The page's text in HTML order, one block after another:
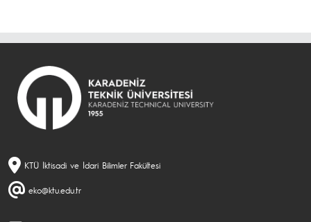
KTÜ İktisadi ve İdari Bilimler Fakültesi
eko@ktu.edu.tr